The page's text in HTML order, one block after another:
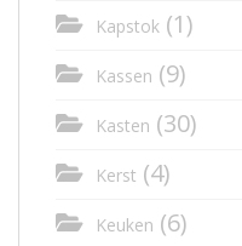
Kapstok (1)
Kassen (9)
Kasten (30)
Kerst (4)
Keuken (6)